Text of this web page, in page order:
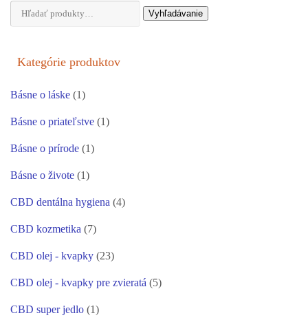
Hľadať: Vyhľadávanie
Kategórie produktov
Básne o láske (1)
Básne o priateľstve (1)
Básne o prírode (1)
Básne o živote (1)
CBD dentálna hygiena (4)
CBD kozmetika (7)
CBD olej - kvapky (23)
CBD olej - kvapky pre zvieratá (5)
CBD super jedlo (1)